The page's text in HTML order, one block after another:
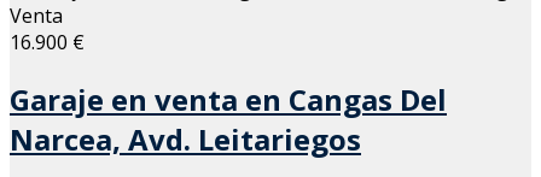
Venta
16.900 €
Garaje en venta en Cangas Del
Narcea, Avd. Leitariegos